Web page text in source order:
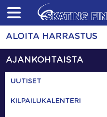
Skip
content
ALOITA HARRASTUS
AJANKOHTAISTA
UUTISET
KILPAILUKALENTERI